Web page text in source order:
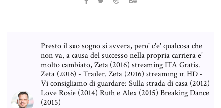
Presto il suo sogno si avvera, pero' c'e' qualcosa che
non va, a causa del successo nella propria carriera e'
molto cambiato, Zeta (2016) streaming ITA Gratis.
Zeta (2016) - Trailer. Zeta (2016) streaming in HD -
Vi consigliamo di guardare: Sulla strada di casa (2012)
Love Rosie (2014) Ruth e Alex (2015) Breaking Dance
(2015)